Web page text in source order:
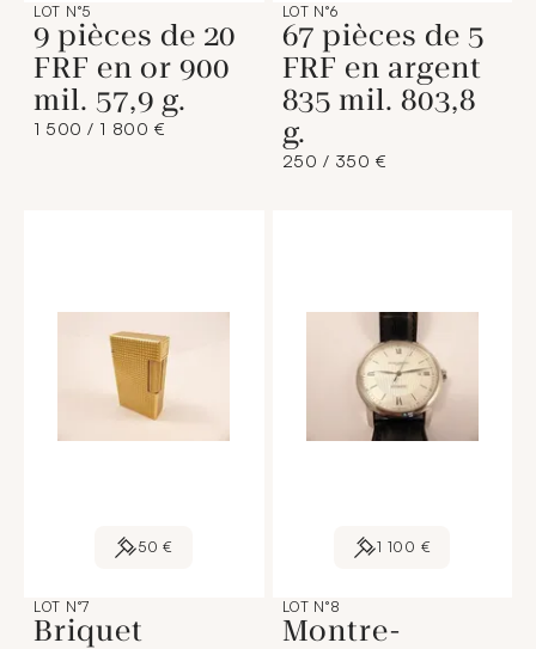
LOT N°5
9 pièces de 20
FRF en or 900
mil. 57,9 g.
1 500 / 1 800 €
LOT N°6
67 pièces de 5
FRF en argent
835 mil. 803,8
g.
250 / 350 €
50 €
LOT N°7
Briquet
1 100 €
LOT N°8
Montre-